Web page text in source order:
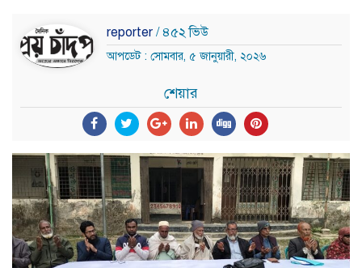
reporter / ৪৫২ ভিউ
আপডেট : সোমবার, ৫ জানুয়ারী, ২০২৬
শেয়ার